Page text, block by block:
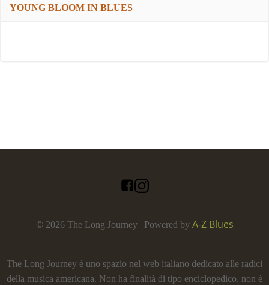
YOUNG BLOOM IN BLUES
© 2026 The Long Journey | Powered by A-Z Blues
The Long Journey è uno spazio nel web italiano dedicato alle radici
della musica americana. Non ha finalità di tipo enciclopedico, non è